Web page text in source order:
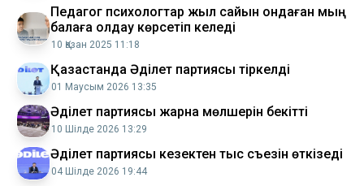
Педагог психологтар жыл сайын ондаған мың
балаға қолдау көрсетіп келеді
10 Қазан 2025 11:18
Қазақстанда Әділет партиясы тіркелді
01 Маусым 2026 13:35
Әділет партиясы жарна мөлшерін бекітті
10 Шілде 2026 13:29
Әділет партиясы кезектен тыс съезін өткізеді
04 Шілде 2026 19:44